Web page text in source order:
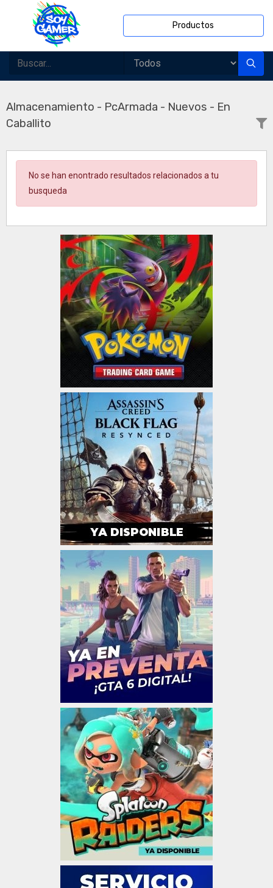
Productos
Almacenamiento - PcArmada - Nuevos - En
Caballito
No se han enontrado resultados relacionados a tu
busqueda